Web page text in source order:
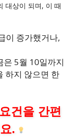
대상이 되며, 이 때
이 증가했거나,
은 5월 10일까지
하지 않으면 한
건을 간편
.